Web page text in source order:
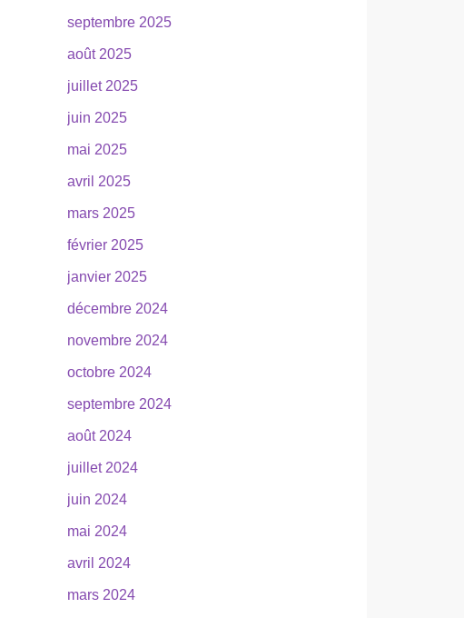
septembre 2025
août 2025
juillet 2025
juin 2025
mai 2025
avril 2025
mars 2025
février 2025
janvier 2025
décembre 2024
novembre 2024
octobre 2024
septembre 2024
août 2024
juillet 2024
juin 2024
mai 2024
avril 2024
mars 2024